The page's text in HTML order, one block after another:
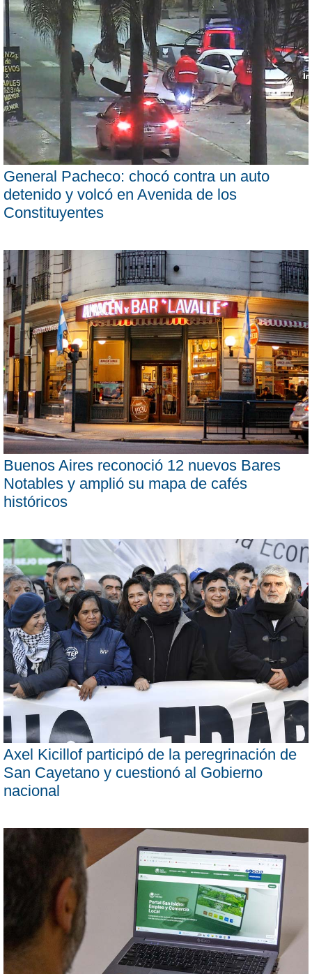
General Pacheco: chocó contra un auto
detenido y volcó en Avenida de los
Constituyentes
Buenos Aires reconoció 12 nuevos Bares
Notables y amplió su mapa de cafés
históricos
Axel Kicillof participó de la peregrinación de
San Cayetano y cuestionó al Gobierno
nacional